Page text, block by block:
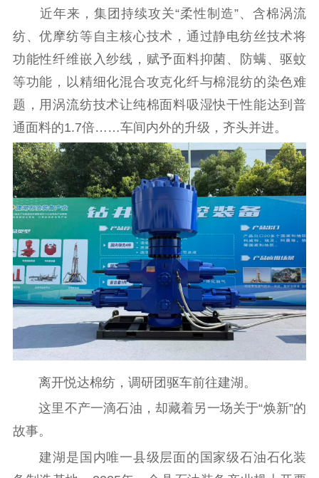
近年来，集团持续攻关“柔性制造”、含棉涡流
纺、优摩纺等自主核心技术，通过静电纺丝技术将
功能性纤维嵌入纱线，赋予面料抑菌、防螨、驱蚊
等功能，以精细化混合攻克化纤与棉混纺的染色难
题，用涡流纺技术让纯棉面料吸湿快干性能达到普
通面料的1.7倍……车间内外的升级，齐头并进。
离开悦达棉纺，调研团驱车前往建湖。
这里不产一滴石油，却藏着另一场关于“焕新”的
故事。
建湖是国内唯一县级层面的国家级石油石化装